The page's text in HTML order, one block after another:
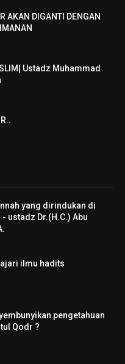
AKAN DIGANTI DENGAN
Ustadz Muhammad
yang dirindukan di
ustadz Dr.(H.C.) Abu
ilmu hadits
pengetahuan
Qodr ?